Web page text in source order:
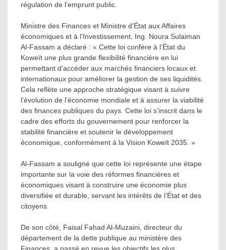
régulation de l’emprunt public.
Ministre des Finances et Ministre d’État aux Affaires
économiques et à l’Investissement, Ing. Noura Sulaiman
Al-Fassam a déclaré : « Cette loi confère à l’État du
Koweït une plus grande flexibilité financière en lui
permettant d’accéder aux marchés financiers locaux et
internationaux pour améliorer la gestion de ses liquidités.
Cela reflète une approche stratégique visant à suivre
l’évolution de l’économie mondiale et à assurer la viabilité
des finances publiques du pays. Cette loi s’inscrit dans le
cadre des efforts du gouvernement pour renforcer la
stabilité financière et soutenir le développement
économique, conformément à la Vision Koweït 2035. »
Al-Fassam a souligné que cette loi représente une étape
importante sur la voie des réformes financières et
économiques visant à construire une économie plus
diversifiée et durable, servant les intérêts de l’État et des
citoyens.
De son côté, Faisal Fahad Al-Muzaini, directeur du
département de la dette publique au ministère des